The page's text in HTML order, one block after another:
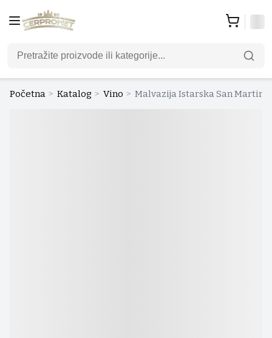
Početna > Katalog > Vino > Malvazija Istarska San Martino